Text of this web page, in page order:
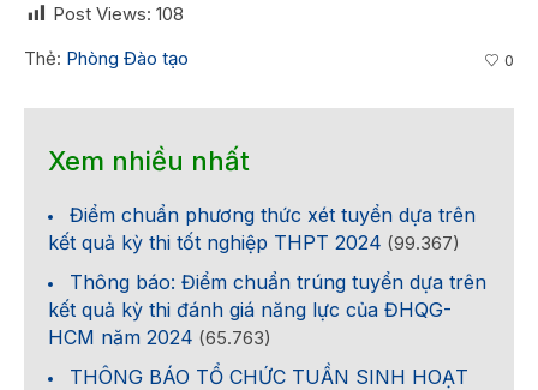
Post Views: 108
Thẻ: Phòng Đào tạo 0
Xem nhiều nhất
Điểm chuẩn phương thức xét tuyển dựa trên
kết quả kỳ thi tốt nghiệp THPT 2024 (99.367)
Thông báo: Điểm chuẩn trúng tuyển dựa trên
kết quả kỳ thi đánh giá năng lực của ĐHQG-
HCM năm 2024 (65.763)
THÔNG BÁO TỔ CHỨC TUẦN SINH HOẠT